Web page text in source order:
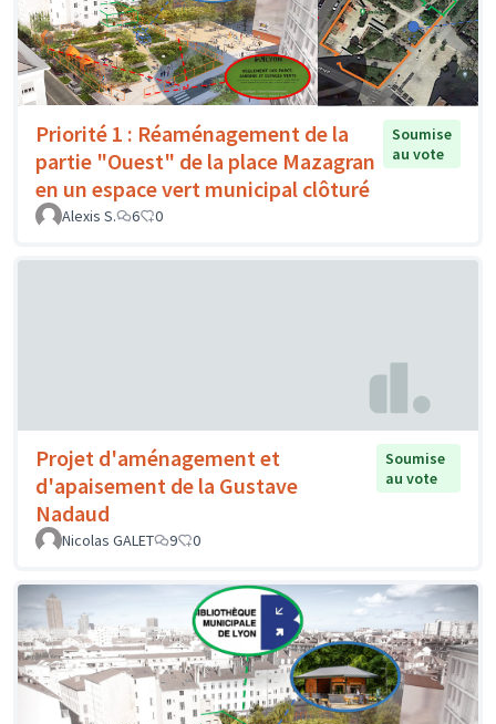
Priorité 1 : Réaménagement de la
partie "Ouest" de la place Mazagran
en un espace vert municipal clôturé
Soumise
au vote
Alexis S. 6 0
Projet d'aménagement et
d'apaisement de la Gustave
Nadaud
Soumise
au vote
Nicolas GALET 9 0